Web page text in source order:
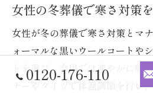
女性の冬葬儀で寒さ対策
女性が冬の葬儀で寒さ対策とマ
ォーマルな黒いウールコートや
トを選び、会場では速やかに脱
ナーやタイツで体温調節を行い
0120-176-110